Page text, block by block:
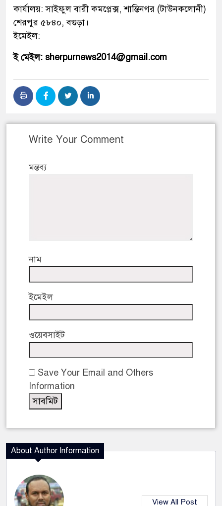
কার্যালয়: সাইফুল বারী কমপ্লেক্স, শান্তিনগর (টাউনকলোনী)
শেরপুর ৫৮৪০, বগুড়া।
ইমেইল:
ই মেইল: sherpurnews2014@gmail.com
Write Your Comment
মন্তব্য
নাম
ইমেইল
ওয়েবসাইট
Save Your Email and Others
Information
About Author Information
View All Post